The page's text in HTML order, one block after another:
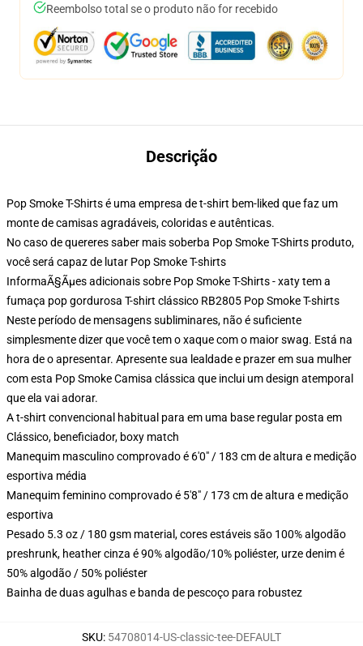
Reembolso total se o produto não for recebido
Descrição
Pop Smoke T-Shirts é uma empresa de t-shirt bem-liked que faz um
monte de camisas agradáveis, coloridas e autênticas.
No caso de quereres saber mais soberba Pop Smoke T-Shirts produto,
você será capaz de lutar Pop Smoke T-shirts
InformaÃ§Ãμes adicionais sobre Pop Smoke T-Shirts - xaty tem a
fumaça pop gordurosa T-shirt clássico RB2805 Pop Smoke T-shirts
Neste período de mensagens subliminares, não é suficiente
simplesmente dizer que você tem o xaque com o maior swag. Está na
hora de o apresentar. Apresente sua lealdade e prazer em sua mulher
com esta Pop Smoke Camisa clássica que inclui um design atemporal
que ela vai adorar.
A t-shirt convencional habitual para em uma base regular posta em
Clássico, beneficiador, boxy match
Manequim masculino comprovado é 6'0" / 183 cm de altura e medição
esportiva média
Manequim feminino comprovado é 5'8" / 173 cm de altura e medição
esportiva
Pesado 5.3 oz / 180 gsm material, cores estáveis são 100% algodão
preshrunk, heather cinza é 90% algodão/10% poliéster, urze denim é
50% algodão / 50% poliéster
Bainha de duas agulhas e banda de pescoço para robustez
SKU: 54708014-US-classic-tee-DEFAULT